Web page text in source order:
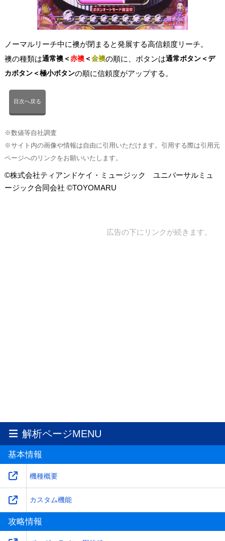
ノーマルリーチ中に襖が閉まると発展する高信頼度リーチ。
襖の種類は通常襖＜赤襖＜金襖の順に、ボタンは通常ボタン＜デ
カボタン＜極小ボタンの順に信頼度がアップする。
目次へ戻る
※数値等自社調査
※サイト内の画像や情報は自由に引用いただけます。引用する際は引用元
ページへのリンクをお願いいたします。
©株式会社ティアンドケイ・ミュージック ユニバーサルミュ
ージック合同会社 ©TOYOMARU
広告の下にリンクが続きます。
解析ページMENU
基本情報
機種概要
カスタム機能
攻略情報